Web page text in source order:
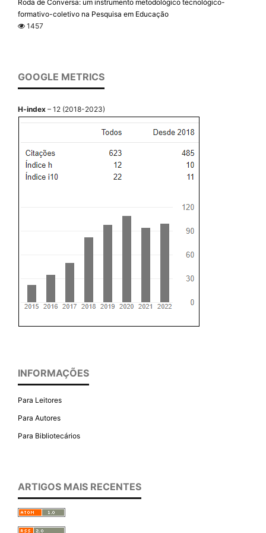
Roda de Conversa: um instrumento metodológico tecnológico-
formativo-coletivo na Pesquisa em Educação
1457
GOOGLE METRICS
H-index – 12 (2018-2023)
INFORMAÇÕES
Para Leitores
Para Autores
Para Bibliotecários
ARTIGOS MAIS RECENTES